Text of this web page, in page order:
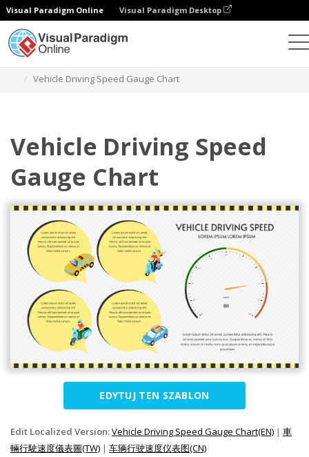
Visual Paradigm Online Visual Paradigm Desktop
Vehicle Driving Speed Gauge Chart
Vehicle Driving Speed
Gauge Chart
EDYTUJ TEN SZABLON
Edit Localized Version:Vehicle Driving Speed Gauge Chart(EN) | 車
輛行駛速度儀表圖(TW) | 车辆行驶速度仪表图(CN)